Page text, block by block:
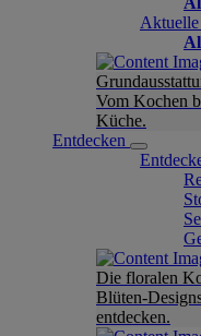
Vom Kochen
Küche.
Entdecken
Die floralen
Blüten-
entdecken.